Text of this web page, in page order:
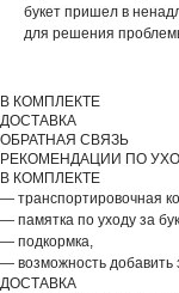
букет пришел в
для решения
В КОМПЛЕКТЕ
ДОСТАВКА
ОБРАТНАЯ СВЯЗЬ
РЕКОМЕНДАЦИИ ПО
В КОМПЛЕКТЕ
— транспортировочная
— памятка по уходу за
— подкормка,
— возможность добавить
ДОСТАВКА
ДОБАВЬТЕ